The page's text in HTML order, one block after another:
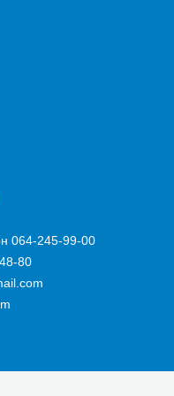
064-245-99-00
80